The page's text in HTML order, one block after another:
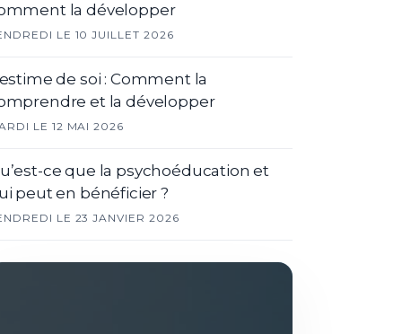
la développer
LE 10 JUILLET 2026
de soi : Comment la
et la développer
LE 12 MAI 2026
ce que la psychoéducation et
peut en bénéficier ?
LE 23 JANVIER 2026